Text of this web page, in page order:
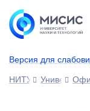
Версия для
НИТУ МИСИСУниверситет